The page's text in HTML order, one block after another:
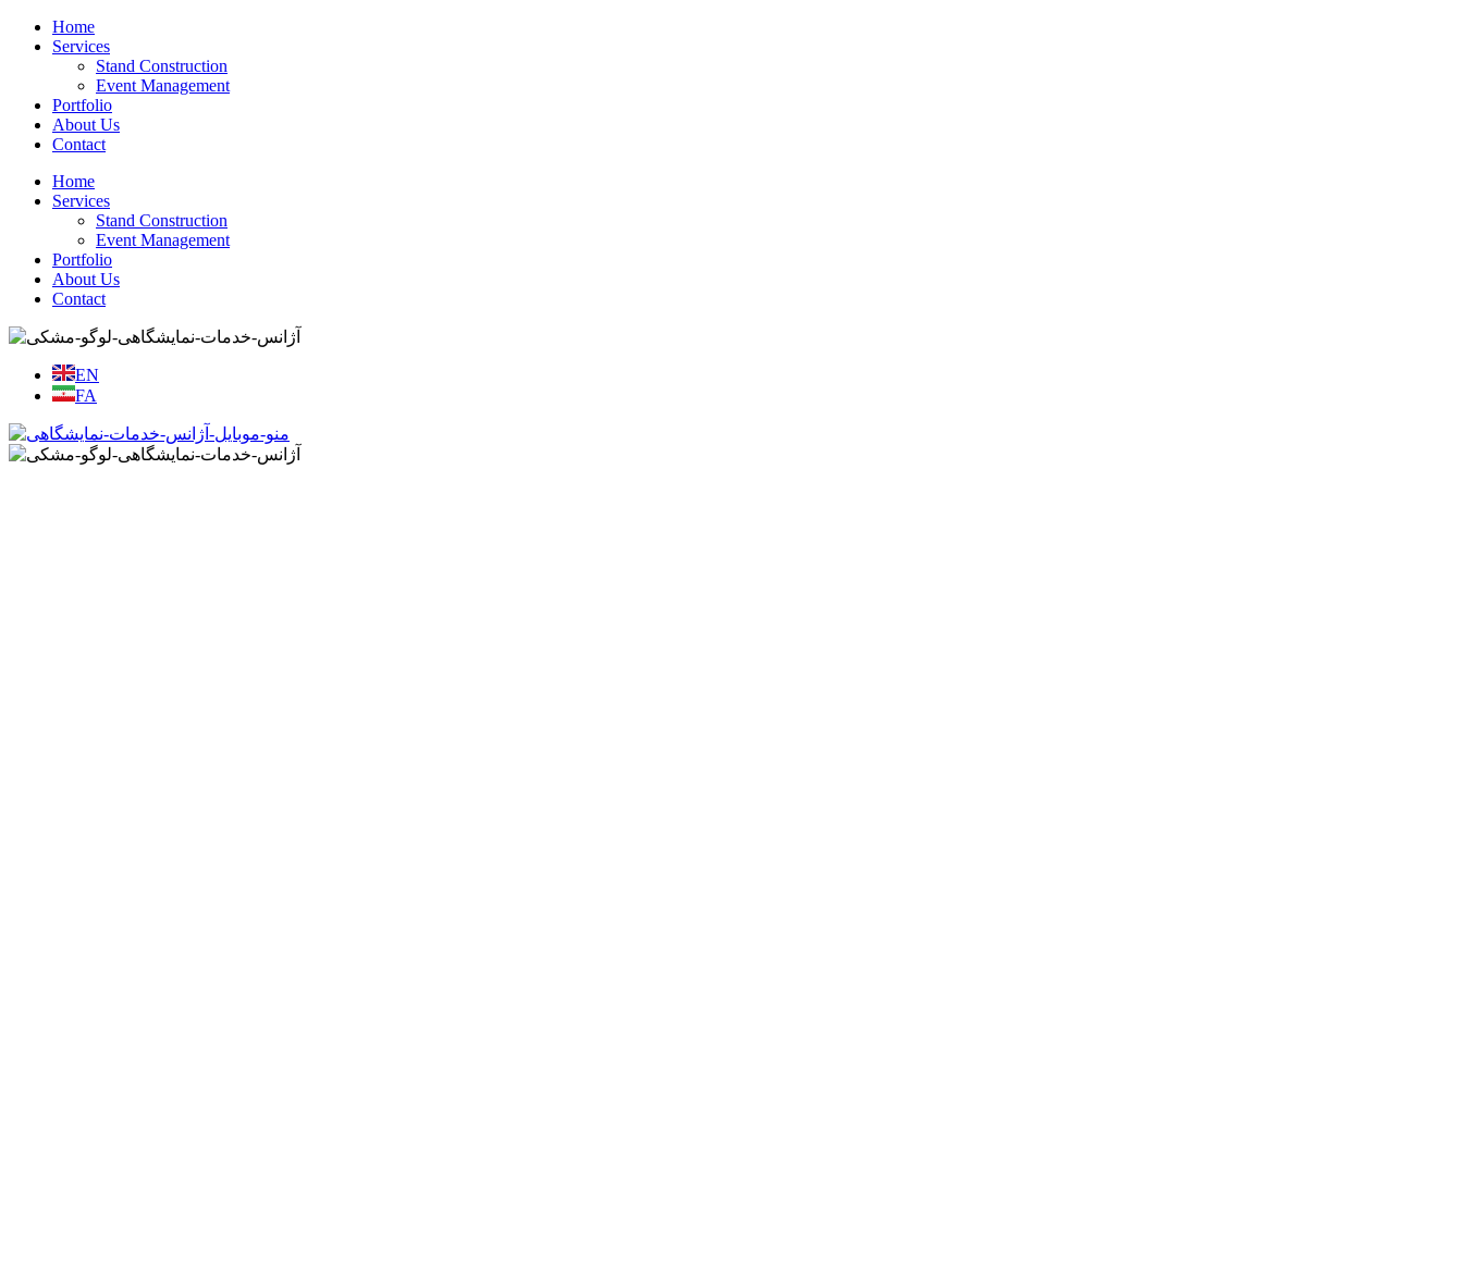
Home
Services
Stand Construction
Event Management
Portfolio
About Us
Contact
Home
Services
Stand Construction
Event Management
Portfolio
About Us
Contact
EN
FA